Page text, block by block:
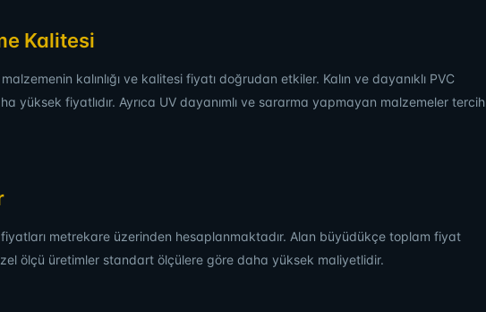
Kalitesi
kalınlığı ve kalitesi fiyatı doğrudan etkiler. Kalın ve dayanıklı PVC
yüksek fiyatlıdır. Ayrıca UV dayanımlı ve sararma yapmayan malzemeler tercih
metrekare üzerinden hesaplanmaktadır. Alan büyüdükçe toplam fiyat
ölçü üretimler standart ölçülere göre daha yüksek maliyetlidir.